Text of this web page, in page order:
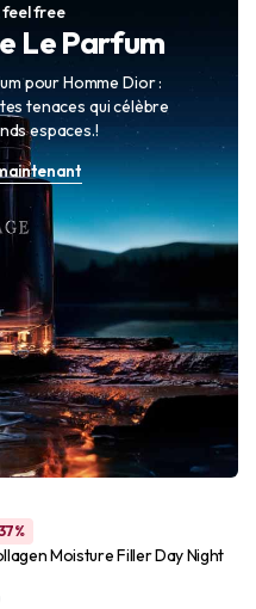
feel free
Le Parfum
pour Homme Dior :
tenaces qui célèbre
espaces.!
Moisture Filler Day Night